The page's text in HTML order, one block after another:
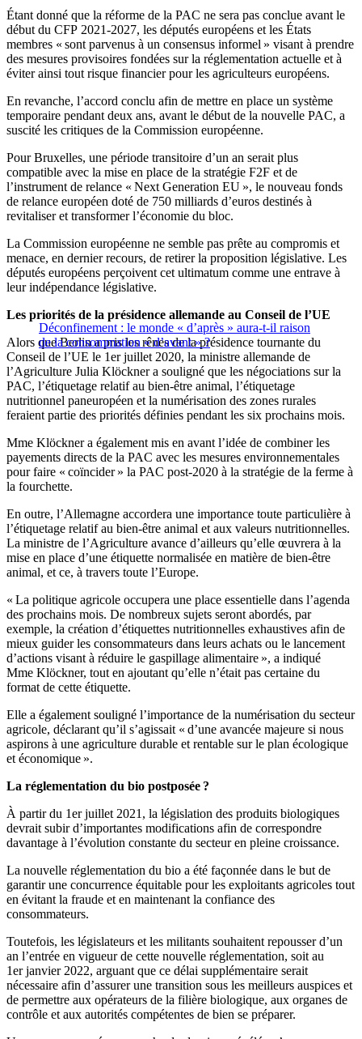
Étant donné que la réforme de la PAC ne sera pas conclue avant le
début du CFP 2021-2027, les députés européens et les États
membres « sont parvenus à un consensus informel » visant à prendre
des mesures provisoires fondées sur la réglementation actuelle et à
éviter ainsi tout risque financier pour les agriculteurs européens.
En revanche, l’accord conclu afin de mettre en place un système
temporaire pendant deux ans, avant le début de la nouvelle PAC, a
suscité les critiques de la Commission européenne.
Pour Bruxelles, une période transitoire d’un an serait plus
compatible avec la mise en place de la stratégie F2F et de
l’instrument de relance « Next Generation EU », le nouveau fonds
de relance européen doté de 750 milliards d’euros destinés à
revitaliser et transformer l’économie du bloc.
La Commission européenne ne semble pas prête au compromis et
menace, en dernier recours, de retirer la proposition législative. Les
députés européens perçoivent cet ultimatum comme une entrave à
leur indépendance législative.
Déconfinement : le monde « d’après » aura-t-il raison
de la consommation « d’avant » ?
Les priorités de la présidence allemande au Conseil de l’UE
Alors que Berlin a pris les rênes de la présidence tournante du
Conseil de l’UE le 1er juillet 2020, la ministre allemande de
l’Agriculture Julia Klöckner a souligné que les négociations sur la
PAC, l’étiquetage relatif au bien-être animal, l’étiquetage
nutritionnel paneuropéen et la numérisation des zones rurales
feraient partie des priorités définies pendant les six prochains mois.
Mme Klöckner a également mis en avant l’idée de combiner les
payements directs de la PAC avec les mesures environnementales
pour faire « coïncider » la PAC post-2020 à la stratégie de la ferme à
la fourchette.
En outre, l’Allemagne accordera une importance toute particulière à
l’étiquetage relatif au bien-être animal et aux valeurs nutritionnelles.
La ministre de l’Agriculture avance d’ailleurs qu’elle œuvrera à la
mise en place d’une étiquette normalisée en matière de bien-être
animal, et ce, à travers toute l’Europe.
« La politique agricole occupera une place essentielle dans l’agenda
des prochains mois. De nombreux sujets seront abordés, par
exemple, la création d’étiquettes nutritionnelles exhaustives afin de
mieux guider les consommateurs dans leurs achats ou le lancement
d’actions visant à réduire le gaspillage alimentaire », a indiqué
Mme Klöckner, tout en ajoutant qu’elle n’était pas certaine du
format de cette étiquette.
Elle a également souligné l’importance de la numérisation du secteur
agricole, déclarant qu’il s’agissait « d’une avancée majeure si nous
aspirons à une agriculture durable et rentable sur le plan écologique
et économique ».
La réglementation du bio postposée ?
À partir du 1er juillet 2021, la législation des produits biologiques
devrait subir d’importantes modifications afin de correspondre
davantage à l’évolution constante du secteur en pleine croissance.
La nouvelle réglementation du bio a été façonnée dans le but de
garantir une concurrence équitable pour les exploitants agricoles tout
en évitant la fraude et en maintenant la confiance des
consommateurs.
Toutefois, les législateurs et les militants souhaitent repousser d’un
an l’entrée en vigueur de cette nouvelle réglementation, soit au
1er janvier 2022, arguant que ce délai supplémentaire serait
nécessaire afin d’assurer une transition sous les meilleurs auspices et
de permettre aux opérateurs de la filière biologique, aux organes de
contrôle et aux autorités compétentes de bien se préparer.